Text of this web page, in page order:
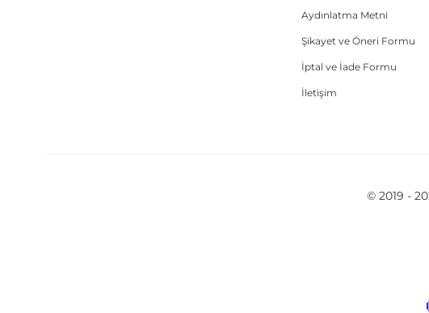
Aydınlatma Metni
Şikayet ve Öneri Formu
İptal ve İade Formu
İletişim
© 2019 -